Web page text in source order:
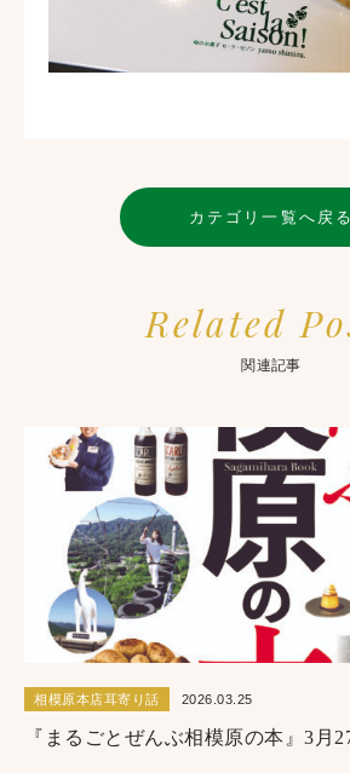
カテゴリ一覧へ戻る
Related
関連記事
相模原本店耳寄り話 2026.03.25
『まるごとぜんぶ相模原の本』3月